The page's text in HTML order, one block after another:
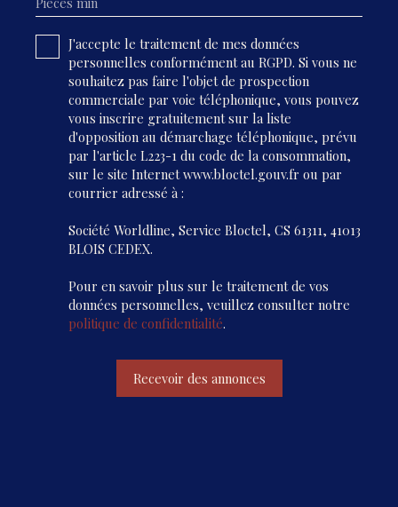
J'accepte le traitement de mes données
personnelles conformément au RGPD. Si vous ne
souhaitez pas faire l'objet de prospection
commerciale par voie téléphonique, vous pouvez
vous inscrire gratuitement sur la liste
d'opposition au démarchage téléphonique, prévu
par l'article L223-1 du code de la consommation,
sur le site Internet www.bloctel.gouv.fr ou par
courrier adressé à :
Société Worldline, Service Bloctel, CS 61311, 41013
BLOIS CEDEX.
Pour en savoir plus sur le traitement de vos
données personnelles, veuillez consulter notre
politique de confidentialité.
Recevoir des annonces